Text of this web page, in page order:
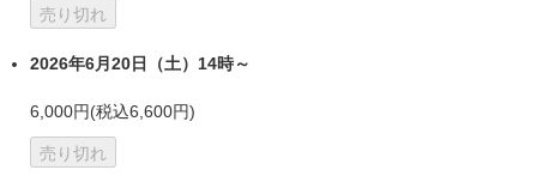
売り切れ
2026年6月20日（土）14時～
6,000円(税込6,600円)
売り切れ